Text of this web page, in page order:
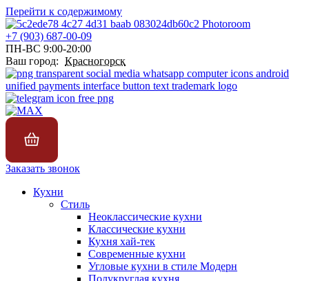
Перейти к содержимому
+7 (903) 687-00-09
ПН-ВС 9:00-20:00
Ваш город: Красногорск
Заказать звонок
Кухни
Стиль
Неоклассические кухни
Классические кухни
Кухня хай-тек
Современные кухни
Угловые кухни в стиле Модерн
Полукруглая кухня